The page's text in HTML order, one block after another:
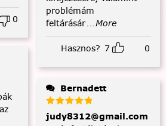
0
problémám
feltárásár...More
Hasznos? 7 0
Bernadett
judy8312@gmail.com